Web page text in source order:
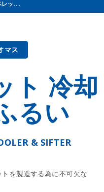
レッ...
マス
ト 冷却
るい
& SIFTER
を製造する為に不可欠な